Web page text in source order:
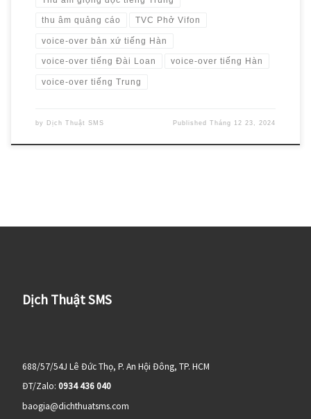
thu âm quảng cáo TVC Phở Vifon
voice-over bản xứ tiếng Hàn
voice-over tiếng Đài Loan voice-over tiếng Hàn
voice-over tiếng Trung
by Dịch Thuật SMS PublishedTháng 12 23, 2024
Dịch Thuật SMS
688/57/54J Lê Đức Thọ, P. An Hội Đông, TP. HCM
ĐT/Zalo: 0934 436 040
baogia@dichthuatsms.com